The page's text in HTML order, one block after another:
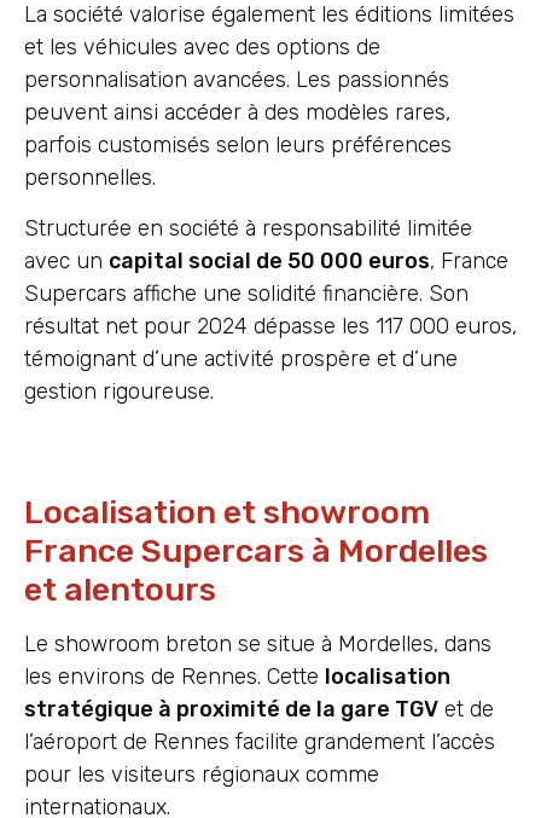
La société valorise également les éditions limitées
et les véhicules avec des options de
personnalisation avancées. Les passionnés
peuvent ainsi accéder à des modèles rares,
parfois customisés selon leurs préférences
personnelles.
Structurée en société à responsabilité limitée
avec un capital social de 50 000 euros, France
Supercars affiche une solidité financière. Son
résultat net pour 2024 dépasse les 117 000 euros,
témoignant d’une activité prospère et d’une
gestion rigoureuse.
Localisation et showroom
France Supercars à Mordelles
et alentours
Le showroom breton se situe à Mordelles, dans
les environs de Rennes. Cette localisation
stratégique à proximité de la gare TGV et de
l’aéroport de Rennes facilite grandement l’accès
pour les visiteurs régionaux comme
internationaux.